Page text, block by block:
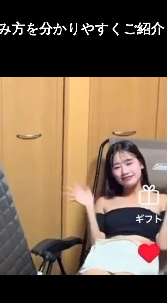
方を分かりやすくご紹介